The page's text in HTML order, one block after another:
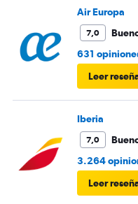
Air Europa
7,0
631
Leer
Iberia
7,0
3.264
Leer